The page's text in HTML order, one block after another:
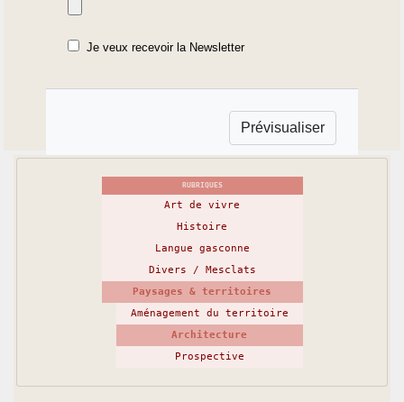
Je veux recevoir la Newsletter
RUBRIQUES
Art de vivre
Histoire
Langue gasconne
Divers / Mesclats
Paysages & territoires
Aménagement du territoire
Architecture
Prospective